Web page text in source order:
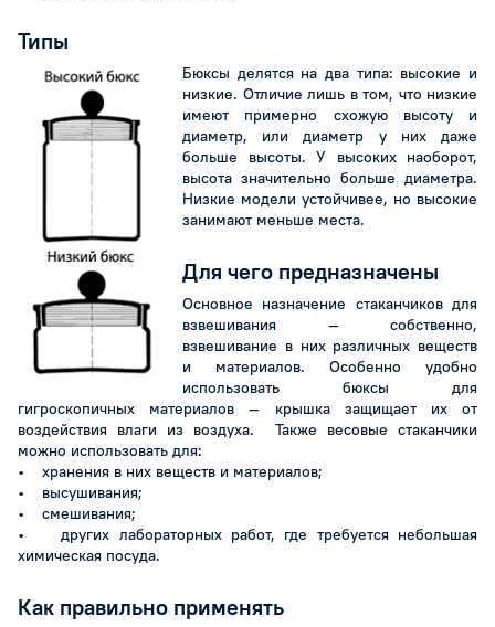
Типы
Бюксы делятся на два типа: высокие и
низкие. Отличие лишь в том, что низкие
имеют примерно схожую высоту и
диаметр, или диаметр у них даже
больше высоты. У высоких наоборот,
высота значительно больше диаметра.
Низкие модели устойчивее, но высокие
занимают меньше места.
Для чего предназначены
Основное назначение стаканчиков для
взвешивания — собственно,
взвешивание в них различных веществ
и материалов. Особенно удобно
использовать бюксы для
гигроскопичных материалов — крышка защищает их от
воздействия влаги из воздуха. Также весовые стаканчики
можно использовать для:
• хранения в них веществ и материалов;
• высушивания;
• смешивания;
• других лабораторных работ, где требуется небольшая
химическая посуда.
Как правильно применять